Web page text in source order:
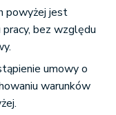
powyżej jest
bez względu
umowy o
warunków